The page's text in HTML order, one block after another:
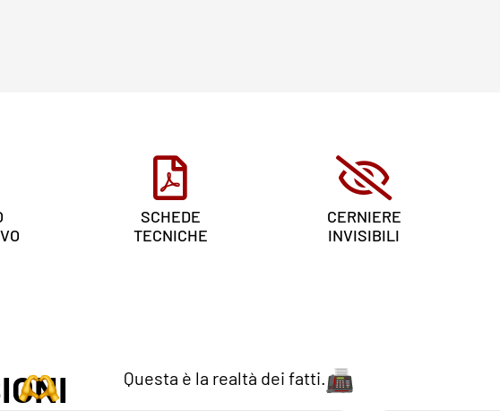
SCHEDE
TECNICHE
CERNIERE
INVISIBILI
Questa è la realtà dei fatti.